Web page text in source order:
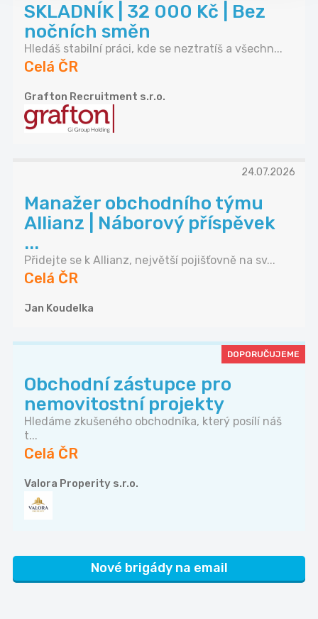
SKLADNÍK | 32 000 Kč | Bez
nočních směn
Hledáš stabilní práci, kde se neztratíš a všechn...
Celá ČR
Grafton Recruitment s.r.o.
24.07.2026
Manažer obchodního týmu
Allianz | Náborový příspěvek
...
Přidejte se k Allianz, největší pojišťovně na sv...
Celá ČR
Jan Koudelka
DOPORUČUJEME
Obchodní zástupce pro
nemovitostní projekty
Hledáme zkušeného obchodníka, který posílí náš
t...
Celá ČR
Valora Properity s.r.o.
Nové brigády na email